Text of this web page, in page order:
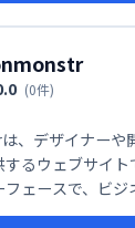
(0件)
、デザイナーや
するウェブサイ
フェースで、ビ
ど多様なテーマ